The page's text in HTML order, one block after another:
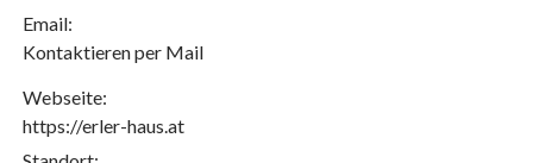
Email:
Kontaktieren per Mail
Webseite:
https://erler-haus.at